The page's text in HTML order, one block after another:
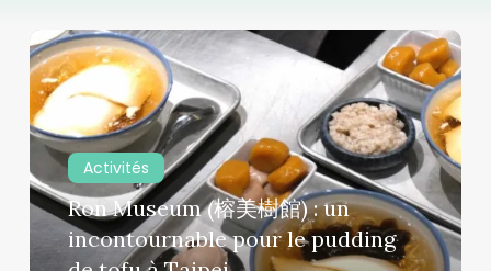
Ron
Museum
(榕
美
館)
:
incontournable
Activités
Ron Museum (榕美樹館) : un
incontournable pour le pudding